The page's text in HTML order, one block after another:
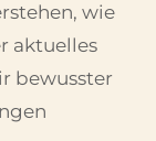
wie
aktuelles
bewusster